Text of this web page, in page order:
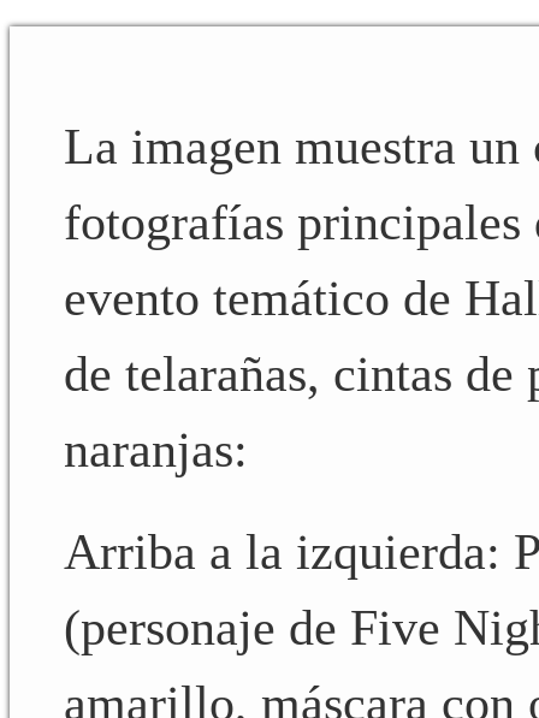
La imagen muestra
fotografías principales
evento temático de
de telarañas, cintas
naranjas:
Arriba a la izquierda:
(personaje de Five
amarillo, máscara con